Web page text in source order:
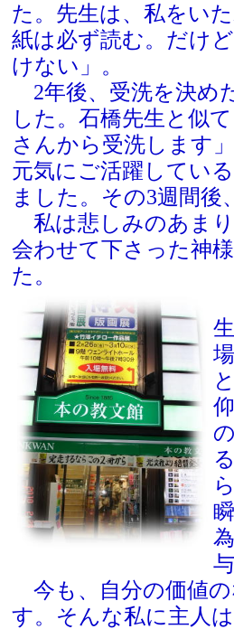
た。先生は、私をい
紙は必ず読む。だけ
けない」。
2年後、受洗を決め
した。石橋先生と似
さんから受洗します
元気にご活躍してい
ました。その3週間
私は悲しみのあま
会わせて下さった神
た。
今も、自分の価値
す。そんな私に主人